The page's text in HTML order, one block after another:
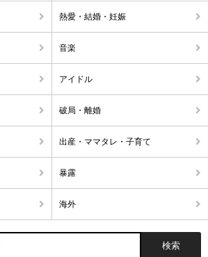
熱愛・結婚・妊娠
音楽
アイドル
破局・離婚
出産・ママタレ・子育て
暴露
海外